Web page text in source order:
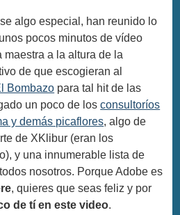
algo especial, han reunido lo
pocos minutos de vídeo
maestra a la altura de la
de que escogieran al
Bombazo para tal hit de las
un poco de losconsultoríos
y demás picaflores, algo de
de XKlibur (eran los
y una innumerable lista de
nosotros. Porque Adobe es
, quieres que seas feliz y por
de tí en este video.